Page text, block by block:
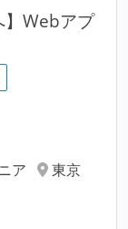
】Webアプ
ア
東京